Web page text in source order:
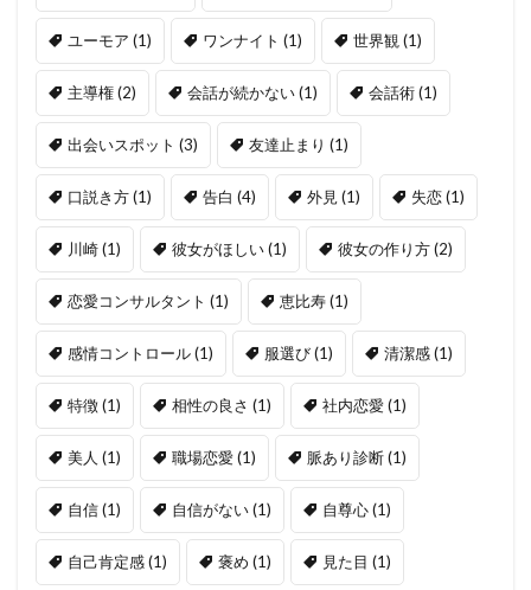
ユーモア (1) ワンナイト (1) 世界観 (1)
主導権(2) 会話が続かない(1) 会話術(1)
出会いスポット (3) 友達止まり (1)
口説き方(1) 告白 (4) 外見 (1) 失恋(1)
川崎(1) 彼女がほしい(1) 彼女の作り方(2)
恋愛コンサルタント (1) 恵比寿(1)
感情コントロール(1) 服選び(1) 清潔感(1)
特徴(1) 相性の良さ (1) 社内恋愛(1)
美人 (1) 職場恋愛(1) 脈あり診断(1)
自信(1) 自信がない(1) 自尊心(1)
自己肯定感(1) 褒め (1) 見た目 (1)